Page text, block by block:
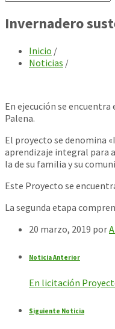
Invernadero
Inicio /
Noticias /
En ejecución se
Palena.
El proyecto se denomina
aprendizaje integral para
la de su familia y su
Este Proyecto se
La segunda etapa
20 marzo, 2019 por
Noticia Anterior
En licitación
Siguiente Noticia